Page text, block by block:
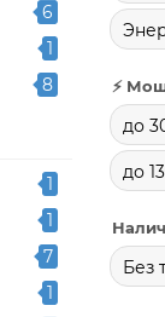
6
1
8
3
13
10
1
1
7
1
⚡
до
до
Без